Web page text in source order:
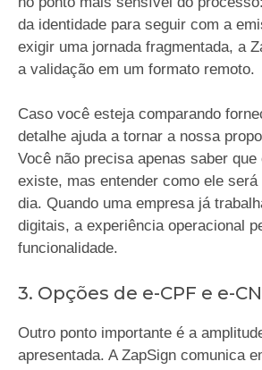
da identidade para seguir com a
exigir uma jornada fragmentada, a
a validação em um formato remoto.
Caso você esteja comparando
detalhe ajuda a tornar a nossa
Você não precisa apenas saber
existe, mas entender como ele
dia. Quando uma empresa já
digitais, a experiência operacional
funcionalidade.
3. Opções de e-CPF e e-
Outro ponto importante é a
apresentada. A ZapSign comunica